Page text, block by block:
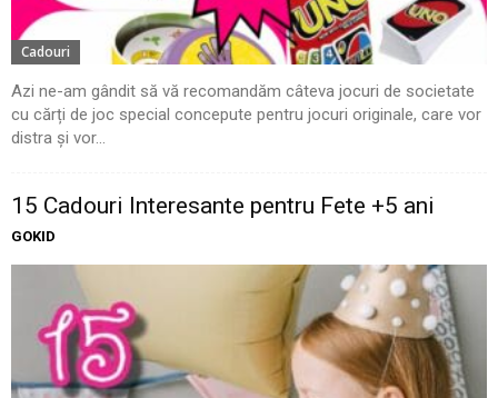
Cadouri
Azi ne-am gândit să vă recomandăm câteva jocuri de societate
cu cărți de joc special concepute pentru jocuri originale, care vor
distra și vor...
15 Cadouri Interesante pentru Fete +5 ani
GOKID